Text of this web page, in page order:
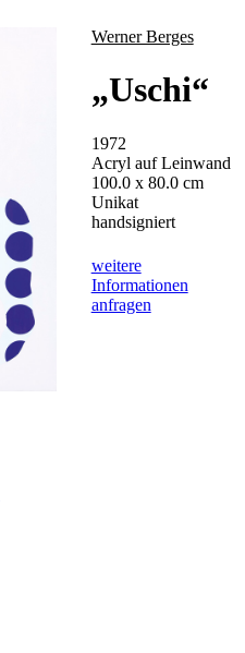
Werner Berges
„Uschi“
1972
Acryl auf Leinwand
100.0 x 80.0 cm
Unikat
handsigniert
weitere
Informationen
anfragen